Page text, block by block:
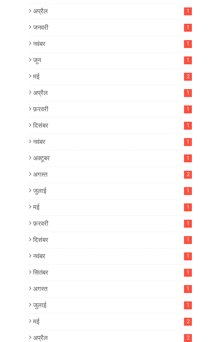
अप्रैल 1
जनवरी 1
नवंबर 1
जून 1
मई 2
अप्रैल 1
फ़रवरी 1
दिसंबर 1
नवंबर 1
अक्टूबर 1
अगस्त 2
जुलाई 1
मई 1
फ़रवरी 1
दिसंबर 1
नवंबर 1
सितंबर 1
अगस्त 1
जुलाई 1
मई 2
अप्रैल 2